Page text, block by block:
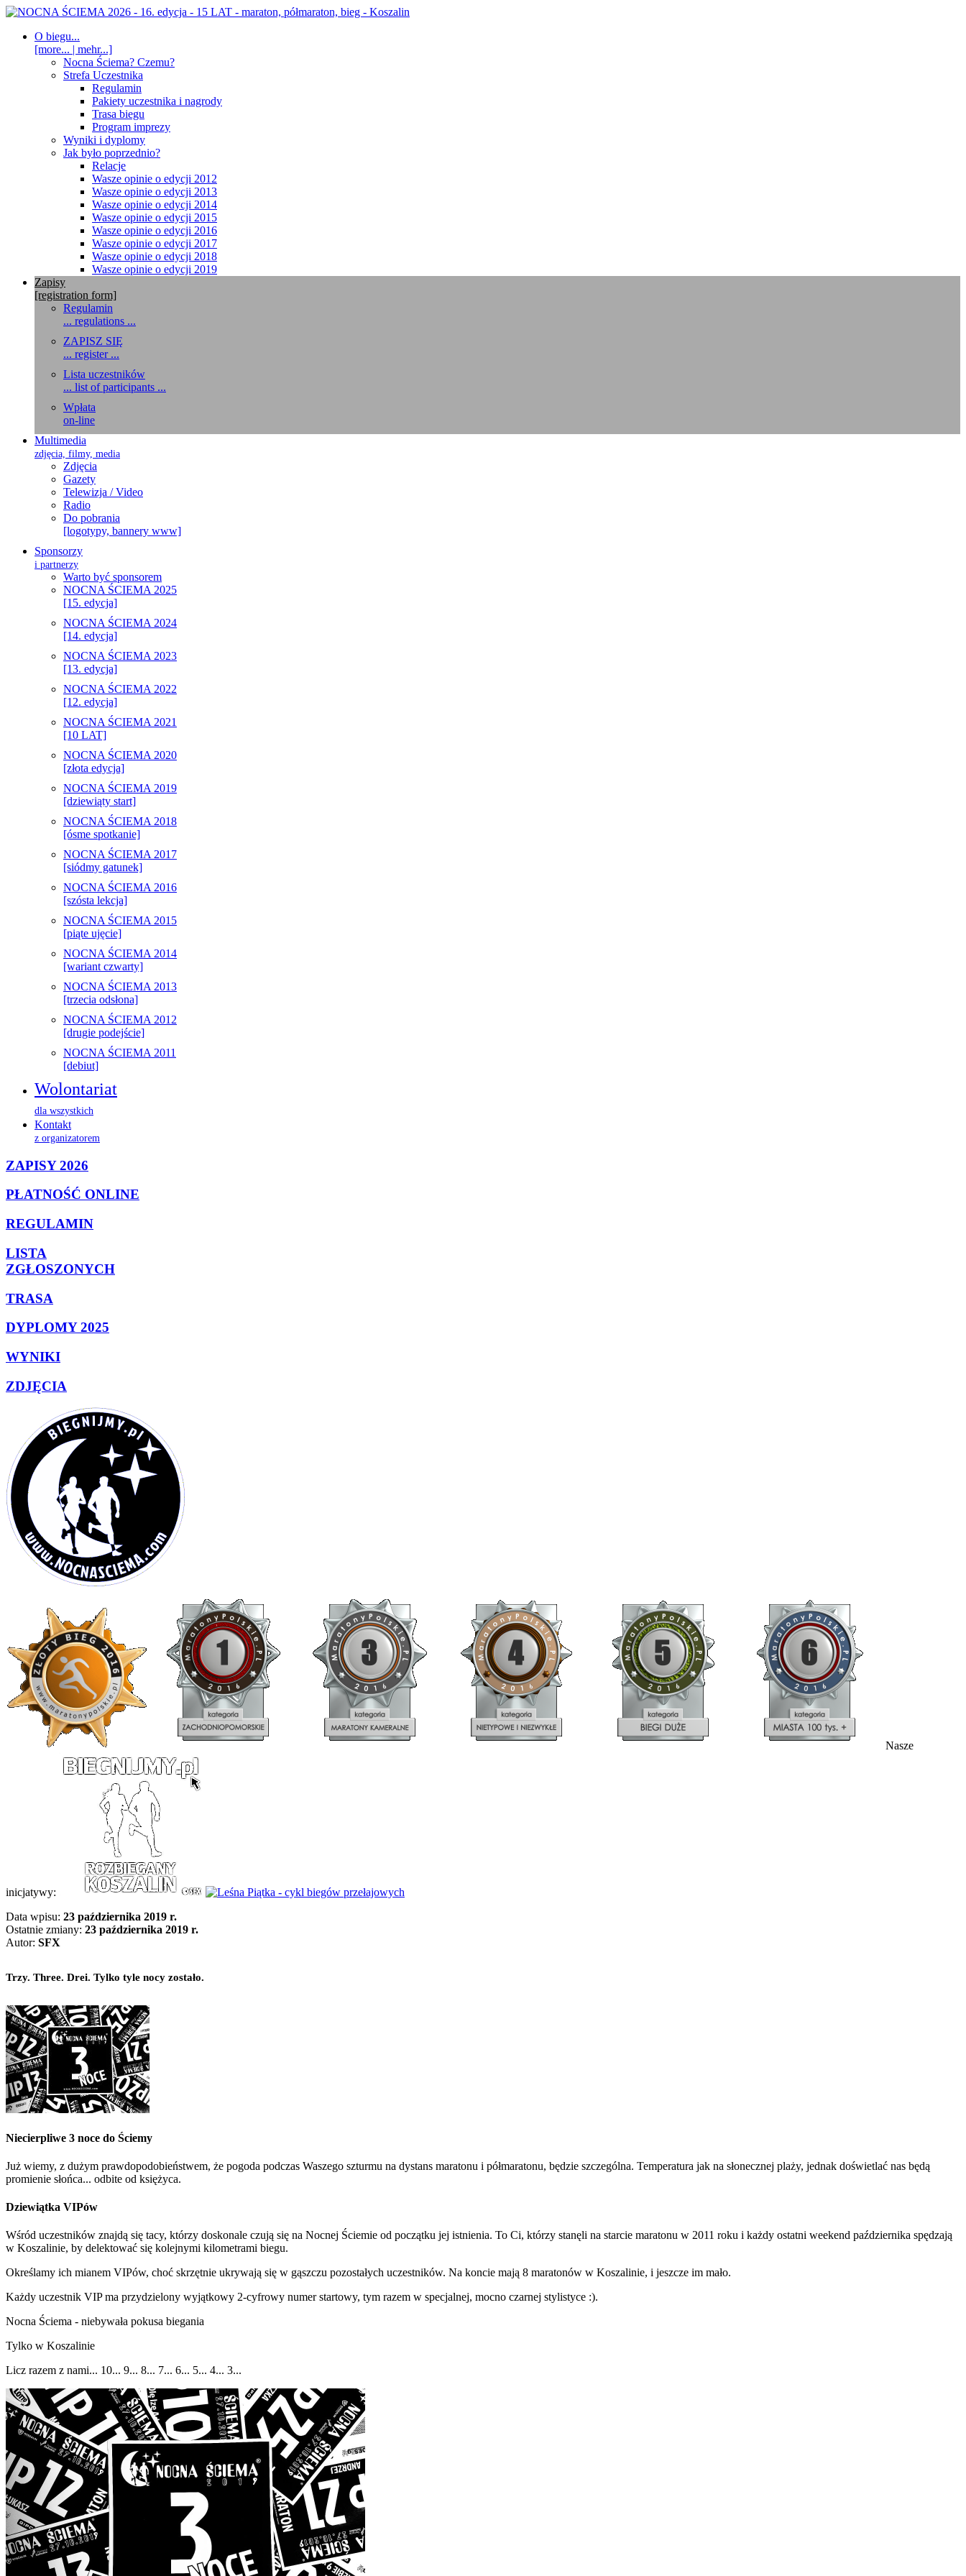
O biegu...
[more... | mehr...]
Nocna Ściema? Czemu?
Strefa Uczestnika
Regulamin
Pakiety uczestnika i nagrody
Trasa biegu
Program imprezy
Wyniki i dyplomy
Jak było poprzednio?
Relacje
Wasze opinie o edycji 2012
Wasze opinie o edycji 2013
Wasze opinie o edycji 2014
Wasze opinie o edycji 2015
Wasze opinie o edycji 2016
Wasze opinie o edycji 2017
Wasze opinie o edycji 2018
Wasze opinie o edycji 2019
Zapisy
[registration form]
Regulamin
... regulations ...
ZAPISZ SIĘ
... register ...
Lista uczestników
... list of participants ...
Wpłata
on-line
Multimedia
zdjęcia, filmy, media
Zdjęcia
Gazety
Telewizja / Video
Radio
Do pobrania
[logotypy, bannery www]
Sponsorzy
i partnerzy
Warto być sponsorem
NOCNA ŚCIEMA 2025
[15. edycja]
NOCNA ŚCIEMA 2024
[14. edycja]
NOCNA ŚCIEMA 2023
[13. edycja]
NOCNA ŚCIEMA 2022
[12. edycja]
NOCNA ŚCIEMA 2021
[10 LAT]
NOCNA ŚCIEMA 2020
[złota edycja]
NOCNA ŚCIEMA 2019
[dziewiąty start]
NOCNA ŚCIEMA 2018
[ósme spotkanie]
NOCNA ŚCIEMA 2017
[siódmy gatunek]
NOCNA ŚCIEMA 2016
[szósta lekcja]
NOCNA ŚCIEMA 2015
[piąte ujęcie]
NOCNA ŚCIEMA 2014
[wariant czwarty]
NOCNA ŚCIEMA 2013
[trzecia odsłona]
NOCNA ŚCIEMA 2012
[drugie podejście]
NOCNA ŚCIEMA 2011
[debiut]
Wolontariat
dla wszystkich
Kontakt
z organizatorem
ZAPISY 2026
PŁATNOŚĆ ONLINE
REGULAMIN
LISTA
ZGŁOSZONYCH
TRASA
DYPLOMY 2025
WYNIKI
ZDJĘCIA
Nasze
inicjatywy:
Data wpisu: 23 października 2019 r.
Ostatnie zmiany: 23 października 2019 r.
Autor: SFX
Trzy. Three. Drei. Tylko tyle nocy zostało.
Niecierpliwe 3 noce do Ściemy
Już wiemy, z dużym prawdopodobieństwem, że pogoda podczas Waszego szturmu na dystans maratonu i półmaratonu, będzie szczególna. Temperatura jak na słonecznej plaży, jednak doświetlać nas będą
promienie słońca... odbite od księżyca.
Dziewiątka VIPów
Wśród uczestników znajdą się tacy, którzy doskonale czują się na Nocnej Ściemie od początku jej istnienia. To Ci, którzy stanęli na starcie maratonu w 2011 roku i każdy ostatni weekend października spędzają
w Koszalinie, by delektować się kolejnymi kilometrami biegu.
Określamy ich mianem VIPów, choć skrzętnie ukrywają się w gąszczu pozostałych uczestników. Na koncie mają 8 maratonów w Koszalinie, i jeszcze im mało.
Każdy uczestnik VIP ma przydzielony wyjątkowy 2-cyfrowy numer startowy, tym razem w specjalnej, mocno czarnej stylistyce :).
Nocna Ściema - niebywała pokusa biegania
Tylko w Koszalinie
Licz razem z nami... 10... 9... 8... 7... 6... 5... 4... 3...